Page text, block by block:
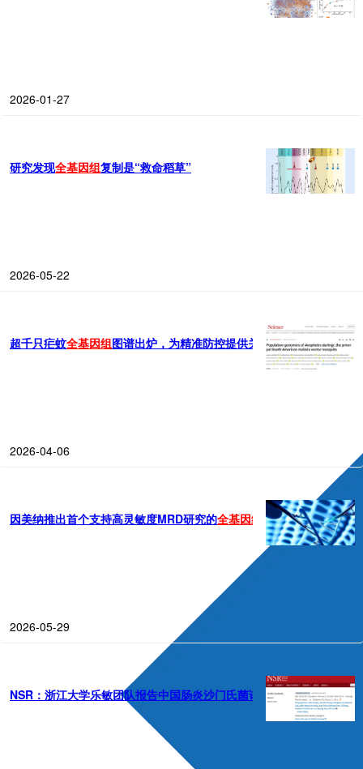
2026-01-27
研究发现全基因组复制是“救命稻草”
2026-05-22
超千只疟蚊全基因组图谱出炉，为精准防控提供关键依据
2026-04-06
因美纳推出首个支持高灵敏度MRD研究的全基因组 测序解决方案
2026-05-29
NSR：浙江大学乐敏团队报告中国肠炎沙门氏菌谱系替代的“全健康”